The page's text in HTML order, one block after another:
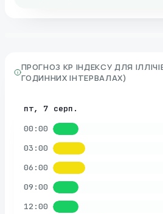
ПРОГНОЗ KP ІНДЕКСУ ДЛЯ
ГОДИННИХ ІНТЕРВАЛАХ)
пт, 7 серп.
00:00
03:00
06:00
09:00
12:00